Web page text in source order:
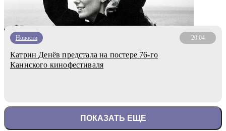
Новости 20.04
Катрин Денёв предстала на постере 76-го
Каннского кинофестиваля
ПОКАЗАТЬ ЕЩЕ